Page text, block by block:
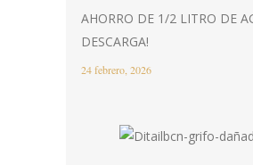
AHORRO DE 1/2 LITRO DE
DESCARGA!
24 febrero, 2026